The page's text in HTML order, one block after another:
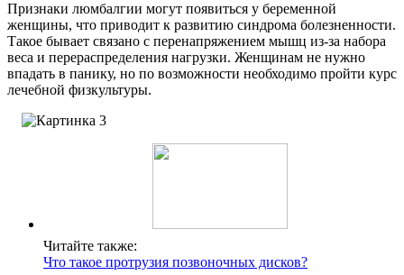
Признаки люмбалгии могут появиться у беременной
женщины, что приводит к развитию синдрома болезненности.
Такое бывает связано с перенапряжением мышц из-за набора
веса и перераспределения нагрузки. Женщинам не нужно
впадать в панику, но по возможности необходимо пройти курс
лечебной физкультуры.
Читайте также:
Что такое протрузия позвоночных дисков?